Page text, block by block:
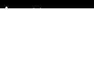
+46 (0)31-27 42 30